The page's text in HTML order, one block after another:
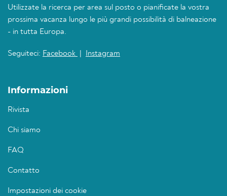
Utilizzate la ricerca per area sul posto o pianificate la vostra
prossima vacanza lungo le più grandi possibilità di balneazione
- in tutta Europa.
Seguiteci: Facebook Instagram
Informazioni
Rivista
Chi siamo
FAQ
Contatto
Impostazioni dei cookie